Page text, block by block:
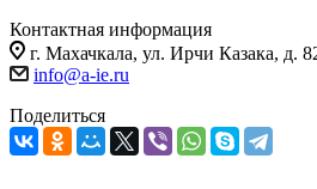
Контактная информация
г. Махачкала, ул. Ирчи Казака, д.
info@a-ie.ru
Поделиться